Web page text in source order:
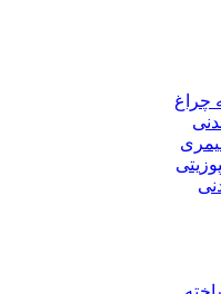
چراغ